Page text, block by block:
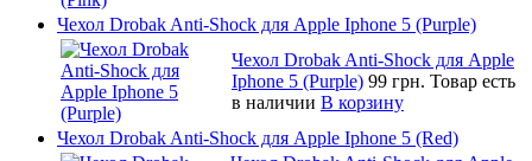
Чехол Drobak Anti-Shock для Apple Iphone 5 (Purple)
Чехол Drobak Anti-Shock для Apple
Iphone 5 (Purple) 99 грн. Товар есть
в наличии В корзину
Чехол Drobak Anti-Shock для Apple Iphone 5 (Red)